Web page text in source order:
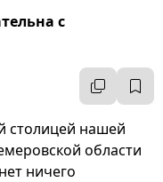
с
столицей нашей
области
ничего